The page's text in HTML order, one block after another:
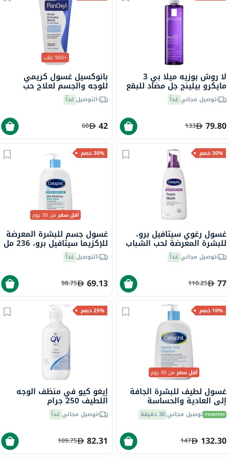
لا روش بوزيه ميلا بي 3
مايكرو بيلينج جل مضاد للبقع
والمنقي مع النياسيناميد 200
ملتوصيل مجانيغداً
79.80
133
+900 طلب
بانوكسيل غسول كريمي
للوجه والجسم لعلاج حب
الشباب يحتوي على 4% من
بيروكسيد البنزويل 170 جرام
التوصيلغداً
42
60
30% خصم
غسول رغوي سيتافيل برو،
للبشرة المعرضة لحب الشباب
- 236 مل توصيل مجانيغداً
77
110.25
30% خصم
أقل سعرمن 30 يوم
غسول جسم للبشرة المعرضة
للإكزيما سيتافيل برو، 236 مل
التوصيلغداً
69.13
98.75
10% خصم
أقل سعرمن 30 يوم
غسول لطيف للبشرة الجافة
إلى العادية والحساسة
سيتافيل، 473 ملتوصيل مجاني30 دقيقة
132.30
147
25% خصم
إيغو كيو في منظف الوجه
اللطيف 250 جرام
توصيل مجانيغداً
82.31
109.75